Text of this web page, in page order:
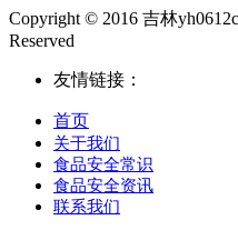
Copyright © 2016 吉林
Reserved
友情链接：
首页
关于我们
食品安全常识
食品安全资讯
联系我们